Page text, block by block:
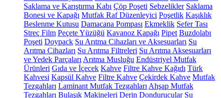
Saklama ve Karıştırma Kabı Çöp Poşeti Sebzelikler Saklama
Bonesi ve Kapağı Mutfak Raf Düzenleyici Poşetlik Kaşıklık
Beslenme Kutusu Damacana Pompası Ekmeklik Sefer Tası
Streç Film Peçete Yüzüğü Kavanoz Kapağı Pipet Buzdolabı
Poşeti Doypack Su Arıtma Cihazları ve Aksesuarları Su
Arıtma Cihazları Su Arıtma Filtreleri Su Arıtma Aksesuarları
ve Yedek Parçaları Arıtma Musluğu Endüstriyel Mutfak
Ürünleri Gıda ve İçecek Kahve Filtre Kahve Kağıdı Türk
Kahvesi Kapsül Kahve Filtre Kahve Çekirdek Kahve Mutfak
Tezgahları Laminant Mutfak Tezgahları Ahşap Mutfak
Tezgahları Bulaşık Makineleri Derin Dondurucular Su